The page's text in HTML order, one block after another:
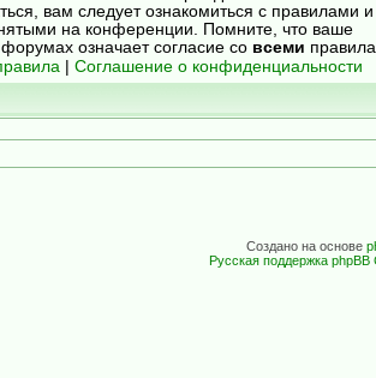
вам следует ознакомиться с правилами и
на конференции. Помните, что ваше
означает согласие со всеми
Соглашение о конфиденциальности
Создано на основе
Русская поддержка phpBB